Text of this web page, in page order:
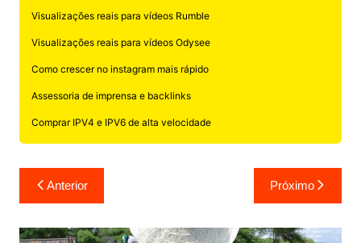
Visualizações reais para vídeos Rumble
Visualizações reais para vídeos Odysee
Como crescer no instagram mais rápido
Assessoria de imprensa e backlinks
Comprar IPV4 e IPV6 de alta velocidade
Navegação
de
Post
Anterior Próximo